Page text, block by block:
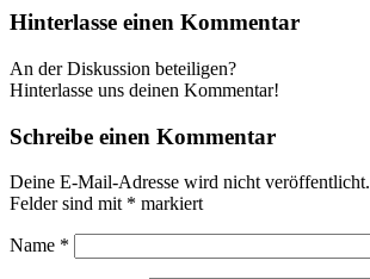
Hinterlasse einen Kommentar
An der Diskussion beteiligen?
Hinterlasse uns deinen Kommentar!
Schreibe einen Kommentar
Deine E-Mail-Adresse wird nicht veröffentlicht.
Felder sind mit * markiert
Name *